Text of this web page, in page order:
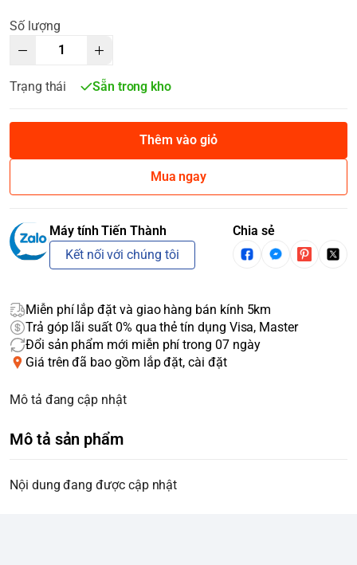
Số lượng
Trạng thái Sẵn trong kho
Thêm vào giỏ
Mua ngay
Máy tính Tiến Thành
Kết nối với chúng tôi
Chia sẻ
Miễn phí lắp đặt và giao hàng bán kính 5km
Trả góp lãi suất 0% qua thẻ tín dụng Visa, Master
Đổi sản phẩm mới miễn phí trong 07 ngày
Giá trên đã bao gồm lắp đặt, cài đặt
Mô tả đang cập nhật
Mô tả sản phẩm
Nội dung đang được cập nhật